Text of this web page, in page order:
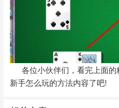
各位小伙伴们，看完上面的
新手怎么玩的方法内容了吧!